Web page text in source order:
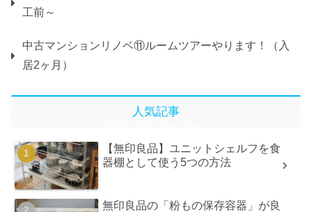
工前～
中古マンションリノベ⑪ルームツアーやります！（入
居2ヶ月）
人気記事
【無印良品】ユニットシェルフを食
器棚として使う5つの方法
無印良品の「粉もの保存容器」が良